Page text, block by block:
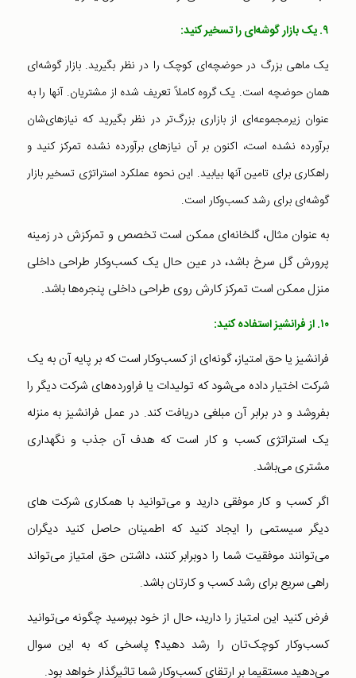
۹. یک بازار گوشه‌ای را تسخیر کنید:
یک ماهی بزرگ در حوضچه‌ای کوچک را در نظر بگیرید. بازار گوشه‌ای
همان حوضچه است. یک گروه کاملاً تعریف شده از مشتریان. آنها را به
عنوان زیرمجموعه‌ای از بازاری بزرگ‌تر در نظر بگیرید که نیازهای‌شان
برآورده نشده است، اکنون بر آن نیازهای برآورده نشده تمرکز کنید و
راهکاری برای تامین آنها بیابید. این نحوه عملکرد استراتژی تسخیر بازار
گوشه‌ای برای رشد کسب‌و‌کار است.
به عنوان مثال، گلخانه‌ا‌ی ممکن است تخصص و تمرکزش در زمینه
پرورش گل سرخ باشد، در عین حال یک کسب‌و‌کار طراحی داخلی
منزل ممکن است تمرکز کارش روی طراحی داخلی پنجره‌ها باشد.
۱۰. از فرانشیز استفاده کنید:
فرانشیز یا حق امتیاز، گونه‌ای از کسب‌و‌کار است که بر پایه آن به یک
شرکت اختیار داده می‌شود که تولیدات یا فراورده‌های شرکت دیگر را
بفروشد و در برابر آن مبلغی دریافت کند. در عمل فرانشیز به منزله
یک استراتژی کسب و کار است که هدف آن جذب و نگهداری
مشتری می‌باشد.
اگر کسب و کار موفقی دارید و می‌توانید با همکاری شرکت های
دیگر سیستمی را ایجاد کنید که اطمینان حاصل کنید دیگران
می‌توانند موفقیت شما را دوبرابر کنند، داشتن حق امتیاز می‌تواند
راهی سریع برای رشد کسب و کارتان باشد.
فرض کنید این امتیاز را دارید، حال از خود بپرسید چگونه می‌توانید
کسب‌و‌کار کوچک‌تان را رشد دهید؟ پاسخی که به این سوال
می‌دهید مستقیما بر ارتقای کسب‌و‌کار شما تاثیرگذار خواهد بود.